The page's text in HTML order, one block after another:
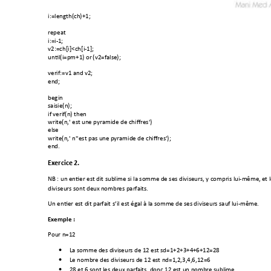
i:=length(ch)+1;
repeat
i:=i-1;
v2:=ch[i]<ch[i-1] ;
until(i=pm+1) or (v2=false);
verif:=v1 and v2;
end;
begin
saisie(n);
if verif(n) then
write(n,' est une pyramide de chiffres')
else
write(n,' n''est pas une pyramide de chiffres');
end.
Exercice 2.
NB : un entier est dit sublime si la somme de ses diviseurs, y compris lui-même, et
diviseurs sont deux nombres parfaits.
Un entier est dit parfait s’il est égal à la somme de ses diviseurs sauf lui-même.
Exemple :
Pour n=12
 La somme des diviseurs de 12 est sd=1+2+3+4+6+12=28
 Le nombre des diviseurs de 12 est nd=1,2,3,4,6,12=6
28 et 6 sont les deux parfaits, donc 12 est un nombre sublime